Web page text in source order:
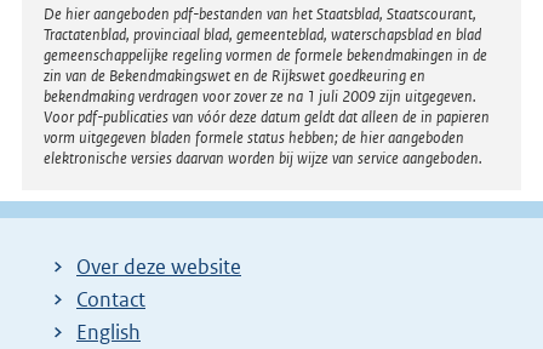
Disclaimer
De hier aangeboden pdf-bestanden van het Staatsblad, Staatscourant,
Tractatenblad, provinciaal blad, gemeenteblad, waterschapsblad en blad
gemeenschappelijke regeling vormen de formele bekendmakingen in de
zin van de Bekendmakingswet en de Rijkswet goedkeuring en
bekendmaking verdragen voor zover ze na 1 juli 2009 zijn uitgegeven.
Voor pdf-publicaties van vóór deze datum geldt dat alleen de in papieren
vorm uitgegeven bladen formele status hebben; de hier aangeboden
elektronische versies daarvan worden bij wijze van service aangeboden.
Over deze website
Contact
English